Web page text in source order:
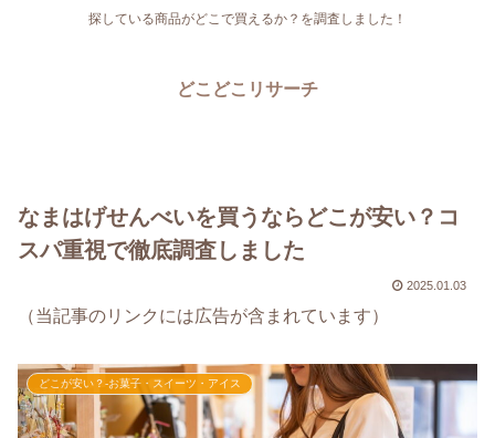
探している商品がどこで買えるか？を調査しました！
どこどこリサーチ
なまはげせんべいを買うならどこが安い？コ
スパ重視で徹底調査しました
2025.01.03
（当記事のリンクには広告が含まれています）
どこが安い？-お菓子・スイーツ・アイス